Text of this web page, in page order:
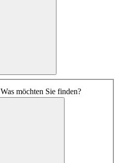
Was möchten Sie finden?